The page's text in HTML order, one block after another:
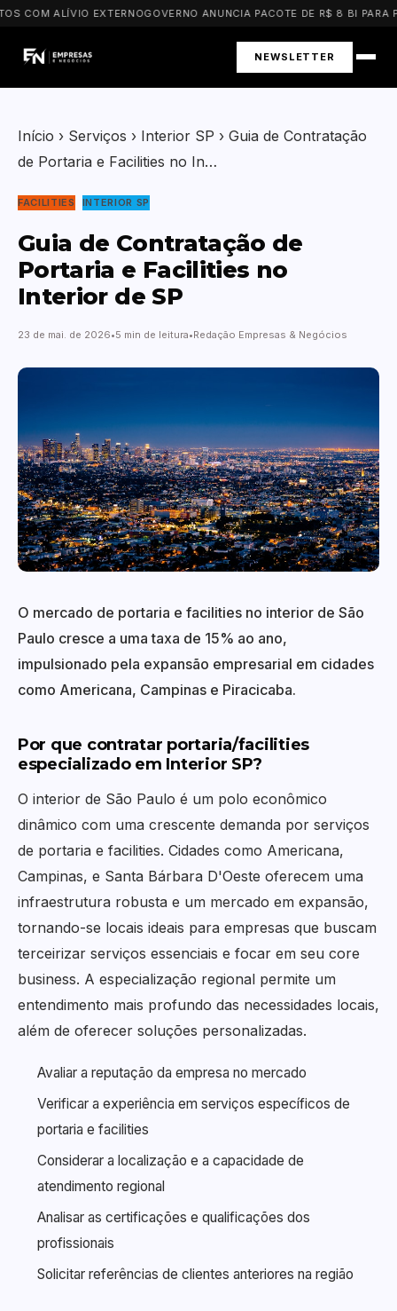
COM ALÍVIO EXTERNOGOVERNO ANUNCIA PACOTE DE R$ 8 BI PARA
NEWSLETTER
Início › Serviços › Interior SP › Guia de Contratação
de Portaria e Facilities no In…
FACILITIES INTERIOR SP
Guia de Contratação de
Portaria e Facilities no
Interior de SP
23 de mai. de 2026 5 min de leitura Redação Empresas & Negócios
O mercado de portaria e facilities no interior de São
Paulo cresce a uma taxa de 15% ao ano,
impulsionado pela expansão empresarial em cidades
como Americana, Campinas e Piracicaba.
Por que contratar portaria/facilities
especializado em Interior SP?
O interior de São Paulo é um polo econômico
dinâmico com uma crescente demanda por serviços
de portaria e facilities. Cidades como Americana,
Campinas, e Santa Bárbara D'Oeste oferecem uma
infraestrutura robusta e um mercado em expansão,
tornando-se locais ideais para empresas que buscam
terceirizar serviços essenciais e focar em seu core
business. A especialização regional permite um
entendimento mais profundo das necessidades locais,
além de oferecer soluções personalizadas.
Avaliar a reputação da empresa no mercado
Verificar a experiência em serviços específicos de
portaria e facilities
Considerar a localização e a capacidade de
atendimento regional
Analisar as certificações e qualificações dos
profissionais
Solicitar referências de clientes anteriores na região